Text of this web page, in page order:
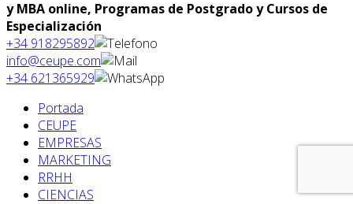
y MBA online, Programas de Postgrado y Cursos de
Especialización
+34 918295892
info@ceupe.com
+34 621365929
Portada
CEUPE
EMPRESAS
MARKETING
RRHH
CIENCIAS